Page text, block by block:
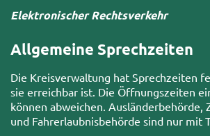
Elektronischer Rechtsverkehr
Allgemeine Sprechzeiten
Die Kreisverwaltung hat Sprechzeiten
sie erreichbar ist. Die Öffnungszeiten
können abweichen. Ausländerbehörde,
und Fahrerlaubnisbehörde sind nur mit